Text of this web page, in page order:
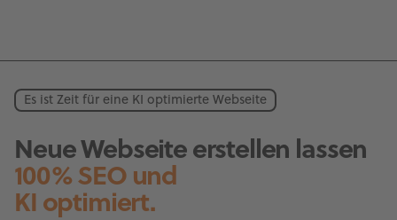
Es ist Zeit für eine KI optimierte Webseite
Neue Webseite erstellen lassen
100% SEO und
KI optimiert.